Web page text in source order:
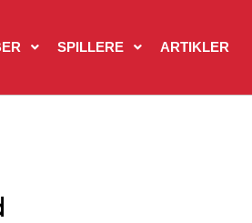
SPILLERE ARTIKLER